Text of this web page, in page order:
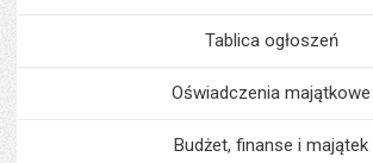
Tablica ogłoszeń
Oświadczenia majątkowe
Budżet, finanse i majątek